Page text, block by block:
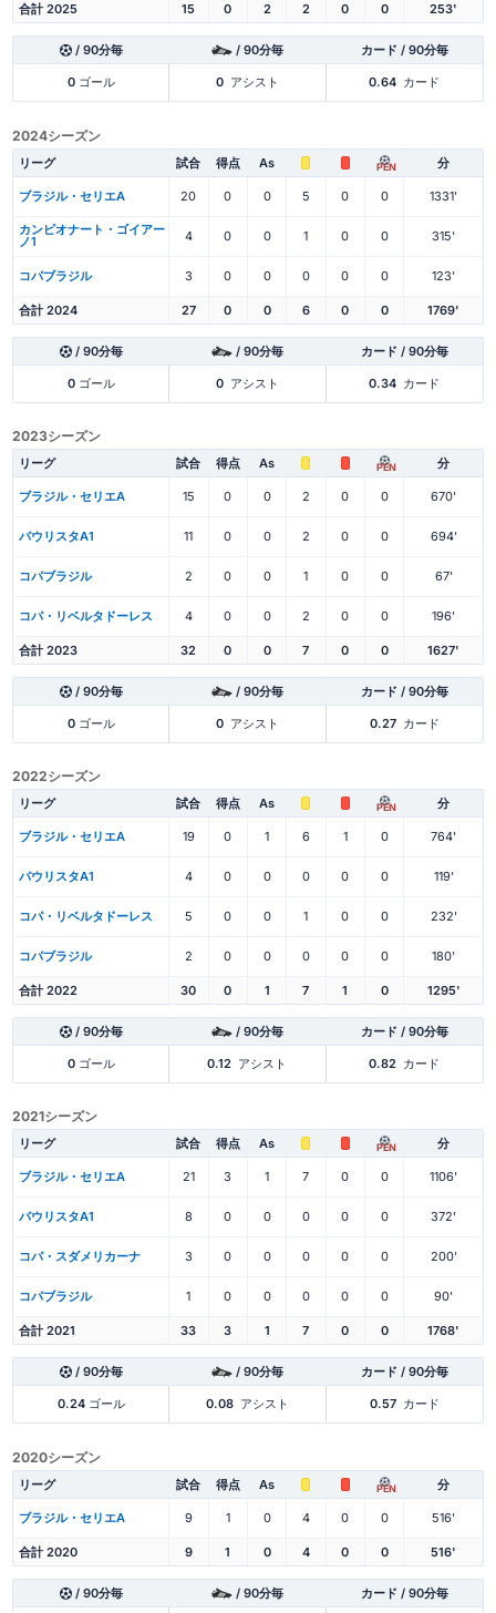
合計 2025 15 0 2 2 0 0 253'
/ 90分毎 / 90分毎 カード / 90分毎
0ゴール 0 アシスト 0.64 カード
2024シーズン
リーグ 試合 得点 As PEN 分
ブラジル・セリエA 20 0 0 5 0 0 1331'
カンピオナート・ゴイアー
ノ1 4 0 0 1 0 0 315'
コパブラジル 3 0 0 0 0 0 123'
合計 2024 27 0 0 6 0 0 1769'
/ 90分毎 / 90分毎 カード / 90分毎
0ゴール 0 アシスト 0.34 カード
2023シーズン
リーグ 試合 得点 As PEN 分
ブラジル・セリエA 15 0 0 2 0 0 670'
パウリスタA1 11 0 0 2 0 0 694'
コパブラジル 2 0 0 1 0 0 67'
コパ・リベルタドーレス 4 0 0 2 0 0 196'
合計 2023 32 0 0 7 0 0 1627'
/ 90分毎 / 90分毎 カード / 90分毎
0ゴール 0 アシスト 0.27 カード
2022シーズン
リーグ 試合 得点 As PEN 分
ブラジル・セリエA 19 0 1 6 1 0 764'
パウリスタA1 4 0 0 0 0 0 119'
コパ・リベルタドーレス 5 0 0 1 0 0 232'
コパブラジル 2 0 0 0 0 0 180'
合計 2022 30 0 1 7 1 0 1295'
/ 90分毎 / 90分毎 カード / 90分毎
0ゴール 0.12 アシスト 0.82 カード
2021シーズン
リーグ 試合 得点 As PEN 分
ブラジル・セリエA 21 3 1 7 0 0 1106'
パウリスタA1 8 0 0 0 0 0 372'
コパ・スダメリカーナ 3 0 0 0 0 0 200'
コパブラジル 1 0 0 0 0 0 90'
合計 2021 33 3 1 7 0 0 1768'
/ 90分毎 / 90分毎 カード / 90分毎
0.24ゴール 0.08 アシスト 0.57 カード
2020シーズン
リーグ 試合 得点 As PEN 分
ブラジル・セリエA 9 1 0 4 0 0 516'
合計 2020 9 1 0 4 0 0 516'
/ 90分毎 / 90分毎 カード / 90分毎